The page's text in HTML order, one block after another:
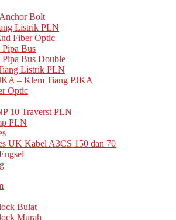
Bolt
Listrik PLN
Fiber Optic
Bus
Bus Double
Listrik PLN
– Klem Tiang PJKA
Optic
10 Traverst PLN
PLN
UK Kabel A3CS 150 dan 70
Bulat
Murah